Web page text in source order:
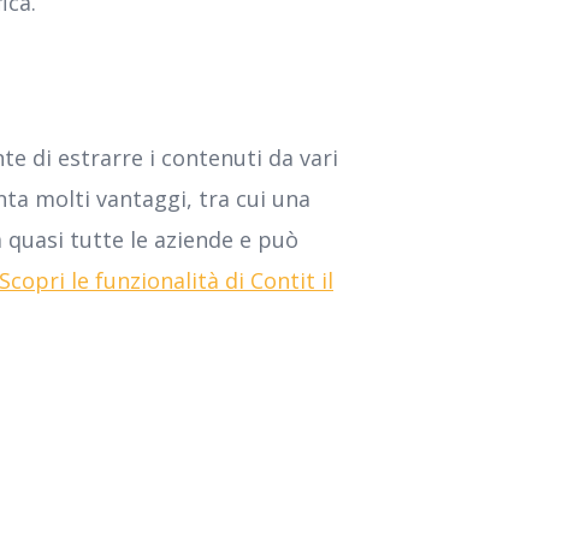
di estrarre i contenuti da vari
molti vantaggi, tra cui una
quasi tutte le aziende e può
Scopri le funzionalità di Contit il